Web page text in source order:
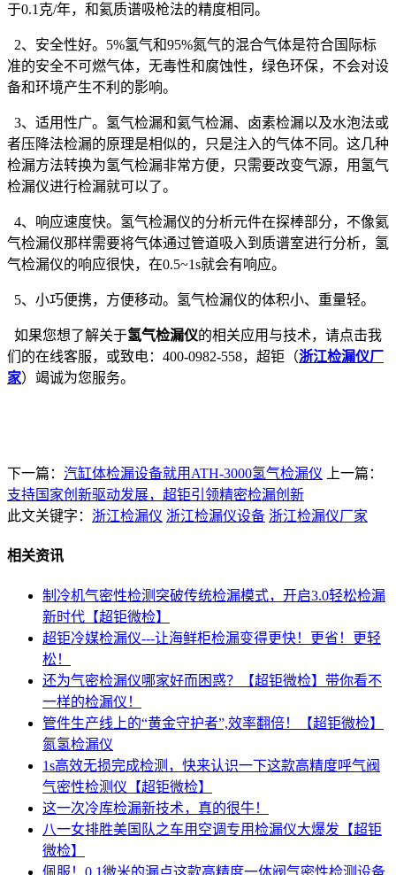
于0.1克/年，和氦质谱吸枪法的精度相同。
2、安全性好。5%氢气和95%氮气的混合气体是符合国际标
准的安全不可燃气体，无毒性和腐蚀性，绿色环保，不会对设
备和环境产生不利的影响。
3、适用性广。氢气检漏和氦气检漏、卤素检漏以及水泡法或
者压降法检漏的原理是相似的，只是注入的气体不同。这几种
检漏方法转换为氢气检漏非常方便，只需要改变气源，用氢气
检漏仪进行检漏就可以了。
4、响应速度快。氢气检漏仪的分析元件在探棒部分，不像氦
气检漏仪那样需要将气体通过管道吸入到质谱室进行分析，氢
气检漏仪的响应很快，在0.5~1s就会有响应。
5、小巧便携，方便移动。氢气检漏仪的体积小、重量轻。
如果您想了解关于氢气检漏仪的相关应用与技术，请点击我
们的在线客服，或致电：400-0982-558，超钜（浙江检漏仪厂
家）竭诚为您服务。
下一篇： 汽缸体检漏设备就用ATH-3000氢气检漏仪 上一篇：
支持国家创新驱动发展，超钜引领精密检漏创新
此文关键字： 浙江检漏仪 浙江检漏仪设备 浙江检漏仪厂家
相关资讯
制冷机气密性检测突破传统检漏模式，开启3.0轻松检漏
新时代【超钜微检】
超钜冷媒检漏仪---让海鲜柜检漏变得更快！更省！更轻
松！
还为气密检漏仪哪家好而困惑？【超钜微检】带你看不
一样的检漏仪！
管件生产线上的“黄金守护者”,效率翻倍！【超钜微检】
氮氢检漏仪
1s高效无损完成检测，快来认识一下这款高精度呼气阀
气密性检测仪【超钜微检】
这一次冷库检漏新技术，真的很牛！
八一女排胜美国队之车用空调专用检漏仪大爆发【超钜
微检】